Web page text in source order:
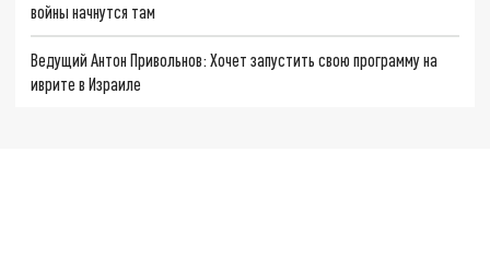
войны начнутся там
Ведущий Антон Привольнов: Хочет запустить свою программу на
иврите в Израиле